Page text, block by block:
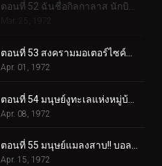
ตอนที่ 52 ฉันชื่อกิลกาลาส นักบินอวกาศลึกลับ
Mar. 25, 1972
Apr. 01, 1972
Apr. 08, 1972
ตอนที่ 55 มนุษย์แมลงสาบ!! บอลลูนโฆษณาแบคทีเรียที่น่าสะพรึงกลัว
Apr. 15, 1972